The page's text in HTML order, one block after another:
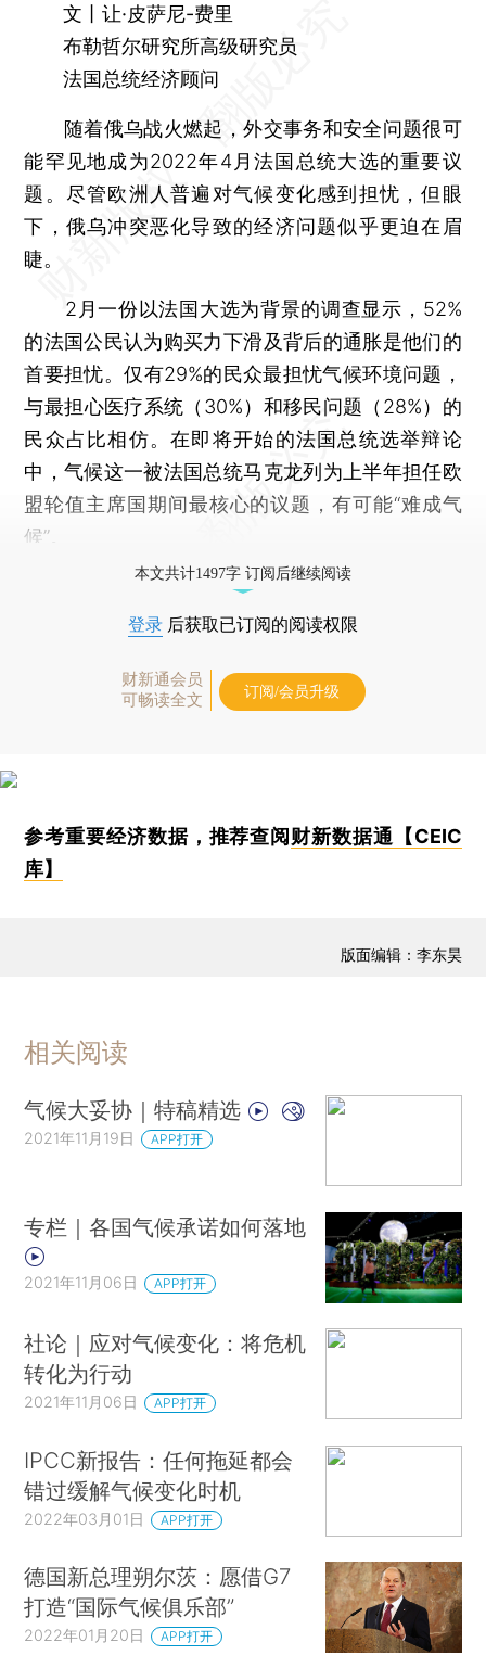
文丨让·皮萨尼-费里
布勒哲尔研究所高级研究员
法国总统经济顾问
随着俄乌战火燃起，外交事务和安全问题很可
能罕见地成为2022年4月法国总统大选的重要议
题。尽管欧洲人普遍对气候变化感到担忧，但眼
下，俄乌冲突恶化导致的经济问题似乎更迫在眉
睫。
2月一份以法国大选为背景的调查显示，52%
的法国公民认为购买力下滑及背后的通胀是他们的
首要担忧。仅有29%的民众最担忧气候环境问题，
与最担心医疗系统（30%）和移民问题（28%）的
民众占比相仿。在即将开始的法国总统选举辩论
中，气候这一被法国总统马克龙列为上半年担任欧
盟轮值主席国期间最核心的议题，有可能“难成气
候”。
本文共计1497字 订阅后继续阅读
登录 后获取已订阅的阅读权限
财新通会员
可畅读全文
订阅/会员升级
参考重要经济数据，推荐查阅财新数据通【CEIC
库】
版面编辑：李东昊
相关阅读
气候大妥协｜特稿精选
2021年11月19日 APP打开
专栏｜各国气候承诺如何落地
2021年11月06日 APP打开
社论｜应对气候变化：将危机
转化为行动
2021年11月06日 APP打开
IPCC新报告：任何拖延都会
错过缓解气候变化时机
2022年03月01日 APP打开
德国新总理朔尔茨：愿借G7
打造“国际气候俱乐部”
2022年01月20日 APP打开